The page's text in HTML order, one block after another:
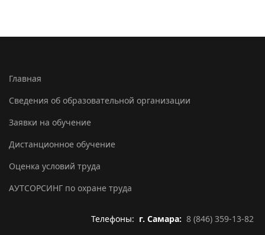
Главная
Сведения об образовательной организации
Заявки на обучение
Дистанционное обучение
Оценка условий труда
АУТСОРСИНГ по охране труда
Телефоны: г. Самара: 8 (846) 359-13-82